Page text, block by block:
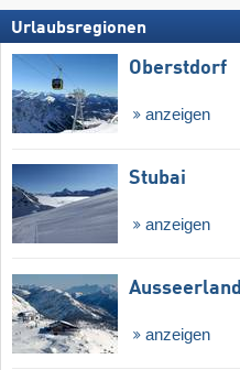
Urlaubsregionen
Oberstdorf
anzeigen
Stubai
anzeigen
Ausseerland
anzeigen